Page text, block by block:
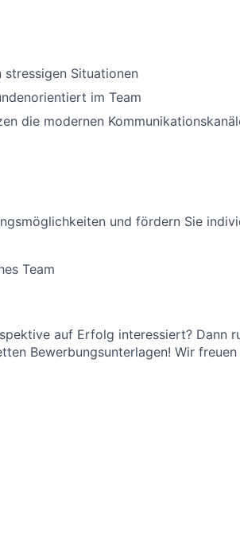
Situationen
im Team
die modernen
und fördern Sie
Team
auf Erfolg interessiert? Dann
Bewerbungsunterlagen! Wir freuen